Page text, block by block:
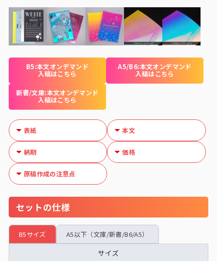
B5:本文オンデマンド
入稿はこちら
A5/B6:本文オンデマンド
入稿はこちら
新書/文庫:本文オンデマンド
入稿はこちら
表紙 本文
納期 価格
原稿作成の注意点
セットの仕様
B5サイズ A5以下（文庫/新書/B6/A5）
サイズ